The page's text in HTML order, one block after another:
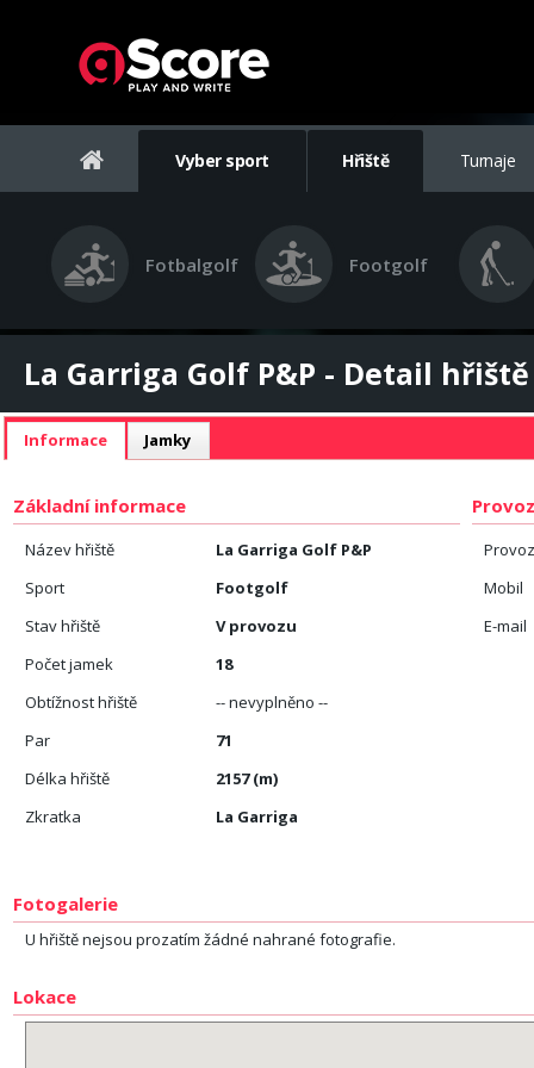
Vyber sport Hřiště Turnaje
Fotbalgolf Footgolf
La Garriga Golf P&P - Detail hřiště
Informace Jamky
Základní informace
Název hřiště
La Garriga Golf P&P
Sport
Footgolf
Stav hřiště
V provozu
Počet jamek
18
Obtížnost hřiště
-- nevyplněno --
Par
71
Délka hřiště
2157 (m)
Zkratka
La Garriga
Mobil
E-mail
Fotogalerie
U hřiště nejsou prozatím žádné nahrané fotografie.
Lokace